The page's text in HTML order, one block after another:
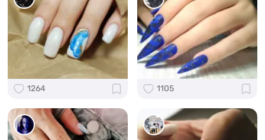
1264 1105